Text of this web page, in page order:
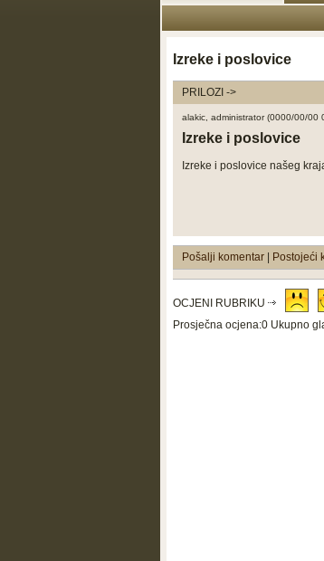
Izreke i poslovice
PRILOZI ->
alakic, administrator (0000/00/00
Izreke i poslovice
Izreke i poslovice našeg
Pošalji komentar Postojeći
OCJENI RUBRIKU
Prosječna ocjena:0 Ukupno